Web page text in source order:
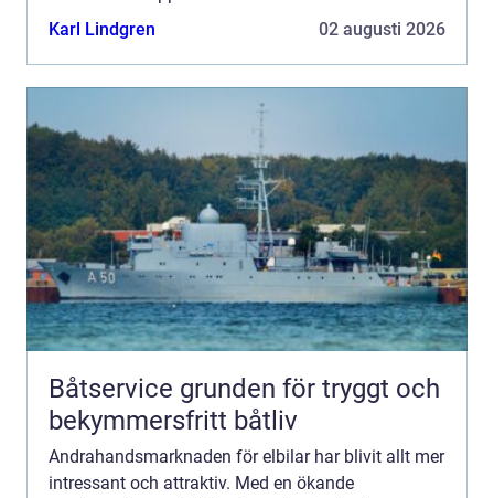
transportalternativ som fler och fler v&aum...
Karl Lindgren 02 augusti 2026
Båtservice grunden för tryggt och
bekymmersfritt båtliv
Andrahandsmarknaden för elbilar har blivit allt mer
intressant och attraktiv. Med en ökande